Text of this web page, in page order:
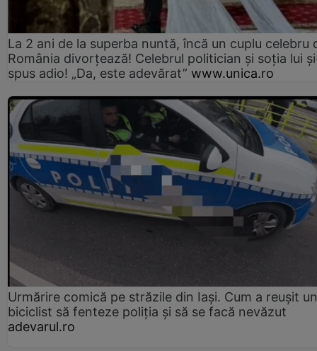
La 2 ani de la superba nuntă, încă un cuplu celebru
România divorțează! Celebrul politician și soția lui
spus adio! „Da, este adevărat” www.unica.ro
Urmărire comică pe străzile din Iași. Cum a reușit un
biciclist să fenteze poliția și să se facă nevăzut
adevarul.ro